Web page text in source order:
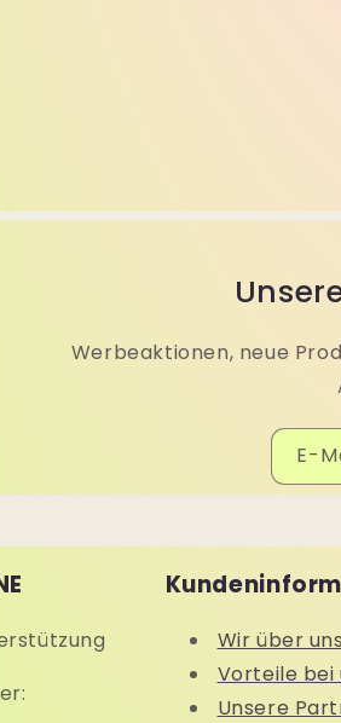
Werbeaktionen, neue
E-
Wir über uns
Vorteile bei
Unsere